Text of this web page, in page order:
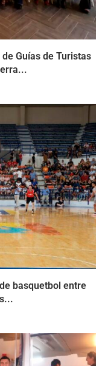
Guías de Turistas
basquetbol entre